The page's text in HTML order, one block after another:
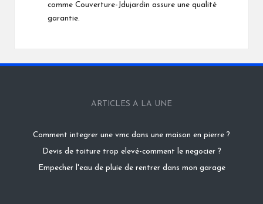
comme Couverture-Jdujardin assure une qualité
garantie.
ARTICLES A LA UNE
Comment integrer une vmc dans une maison en pierre ?
Devis de toiture trop elevé-comment le negocier ?
Empecher l'eau de pluie de rentrer dans mon garage